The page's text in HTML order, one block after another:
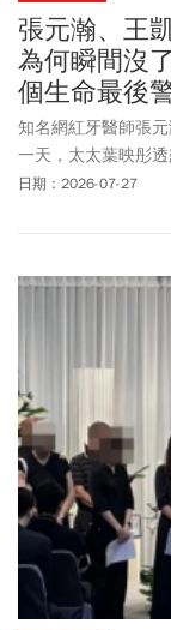
張元瀚、王
為何瞬間沒
個生命最後
知名網紅牙醫師張
一天，太太葉映彤
「我整個人好像快
清。另外，知名音
後臉書發文是在7/
痙攣掛急診，才喊
事離世。家屬雖未
性胃痙攣」病症來
位置，感受到鋒利
臟病相關病徵或有
的高。為什麼夏天
醫師黃軒在臉書上
不是真的毫無原因
日期：2026-07-27